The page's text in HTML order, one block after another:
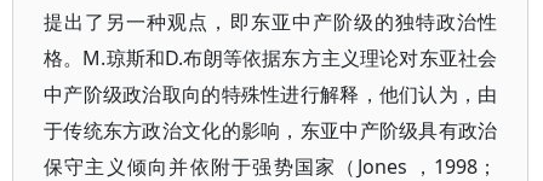
提出了另一种观点，即东亚中产阶级的独特政治性
格。M.琼斯和D.布朗等依据东方主义理论对东亚社会
中产阶级政治取向的特殊性进行解释，他们认为，由
于传统东方政治文化的影响，东亚中产阶级具有政治
保守主义倾向并依附于强势国家（Jones ，1998；